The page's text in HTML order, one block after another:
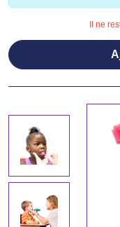
Il ne